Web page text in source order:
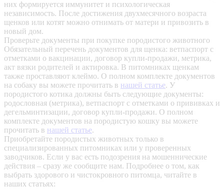
них формируется иммунитет и психологическая
независимость. После достижения двухмесячного возраста
щенков или котят можно отнимать от матери и привозить в
новый дом.
Проверьте документы при покупке породистого животного
Обязательный перечень документов для щенка: ветпаспорт с
отметками о вакцинации, договор купли-продажи, метрика,
акт вязки родителей и актировка. В питомниках щенкам
также проставляют клеймо. О полном комплекте документов
на собаку вы можете прочитать в нашей статье. У
породистого котика должны быть следующие документы:
родословная (метрика), ветпаспорт с отметками о прививках и
дегельминтизации, договор купли-продажи. О полном
комплекте документов на породистую кошку вы можете
прочитать в нашей статье.
Приобретайте породистых животных только в
специализированных питомниках или у проверенных
заводчиков. Если у вас есть подозрения на мошеннические
действия – сразу же сообщите нам. Подробнее о том, как
выбрать здорового и чистокровного питомца, читайте в
наших статьях: